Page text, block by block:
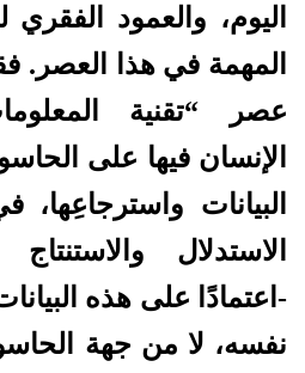
اليوم، والعمود
المهمة في هذا العصر.
عصر “تقنية
الإنسان فيها على
البيانات
الاستدلال
-اعتمادًا على هذه
نفسه، لا من جهة